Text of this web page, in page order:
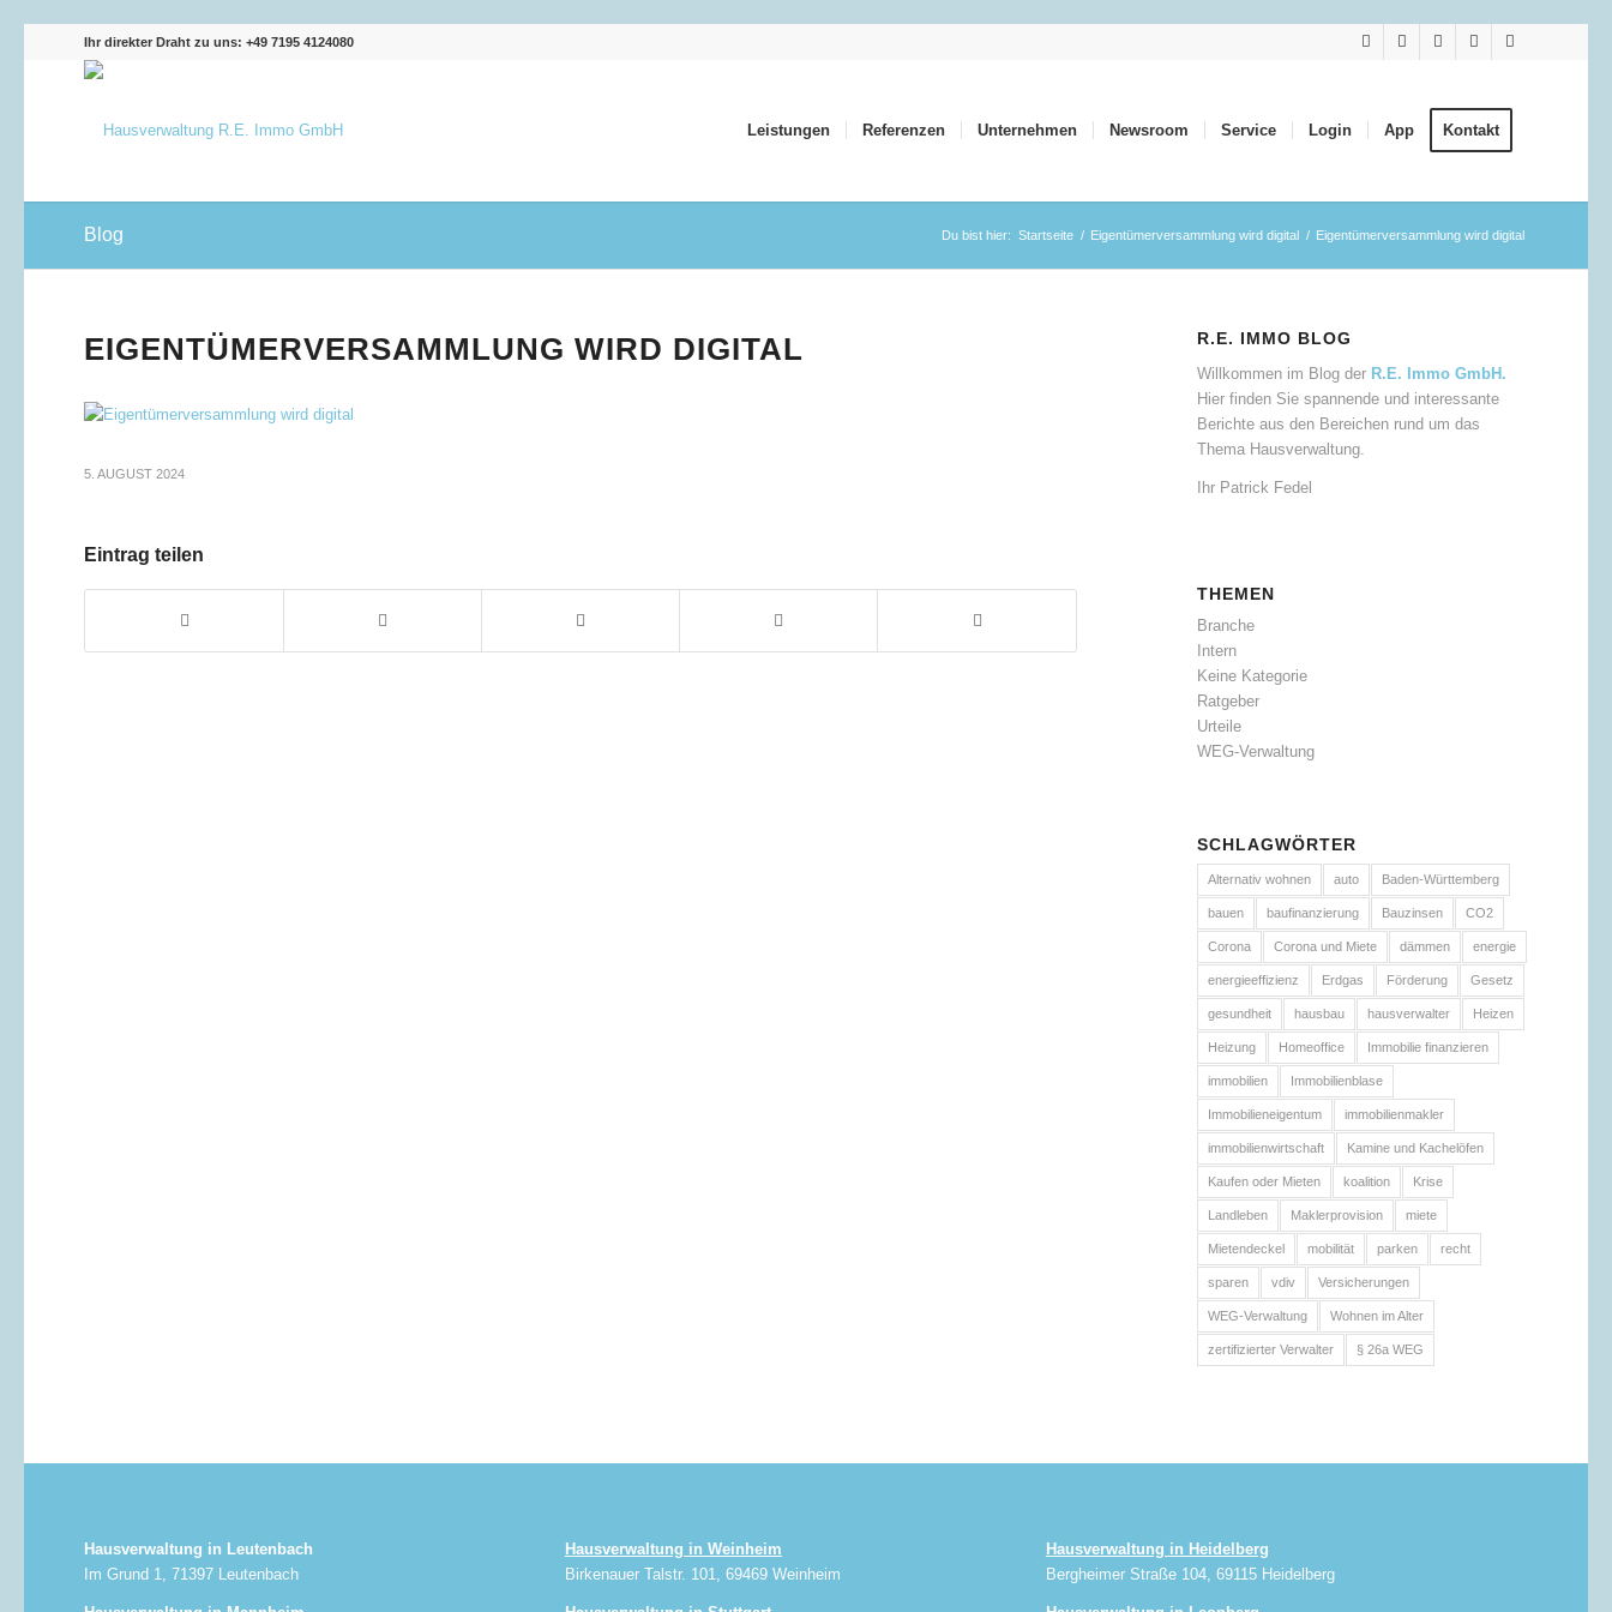
Ihr direkter Draht zu uns: +49 7195 4124080
Leistungen Referenzen Unternehmen Newsroom Service Login App Kontakt
Blog Du bist hier: Startseite / Eigentümerversammlung wird digital / Eigentümerversammlung wird digital
EIGENTÜMERVERSAMMLUNG WIRD DIGITAL
5. AUGUST 2024
Eintrag teilen
R.E. IMMO BLOG
Willkommen im Blog der R.E. Immo GmbH.
Hier finden Sie spannende und interessante
Berichte aus den Bereichen rund um das
Thema Hausverwaltung.
Ihr Patrick Fedel
THEMEN
Branche
Intern
Keine Kategorie
Ratgeber
Urteile
WEG-Verwaltung
SCHLAGWÖRTER
Alternativ wohnen auto Baden-Württemberg
bauen baufinanzierung Bauzinsen CO2
Corona Corona und Miete dämmen energie
energieeffizienz Erdgas Förderung Gesetz
gesundheit hausbau hausverwalter Heizen
Heizung Homeoffice Immobilie finanzieren
immobilien Immobilienblase
Immobilieneigentum immobilienmakler
immobilienwirtschaft Kamine und Kachelöfen
Kaufen oder Mieten koalition Krise
Landleben Maklerprovision miete
Mietendeckel mobilität parken recht
sparen vdiv Versicherungen
WEG-Verwaltung Wohnen im Alter
zertifizierter Verwalter § 26a WEG
Hausverwaltung in Leutenbach
Im Grund 1, 71397 Leutenbach
Hausverwaltung in Weinheim
Birkenauer Talstr. 101, 69469 Weinheim
Hausverwaltung in Heidelberg
Bergheimer Straße 104, 69115 Heidelberg